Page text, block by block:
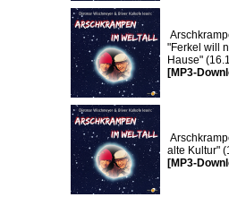
"Ferkel will
Hause"
[MP3-
alte Kultur"
[MP3-